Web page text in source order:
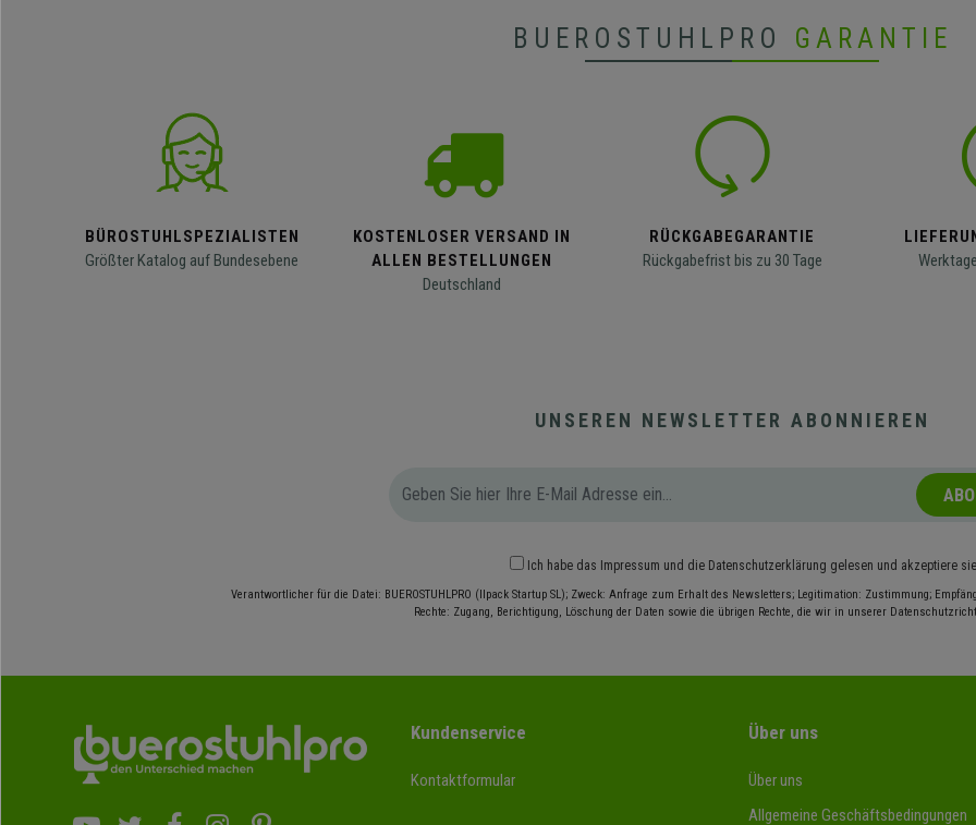
BUEROSTUHLPRO GARANTIE
BÜROSTUHLSPEZIALISTEN
Größter Katalog auf Bundesebene
KOSTENLOSER VERSAND IN
ALLEN BESTELLUNGEN
Deutschland
RÜCKGABEGARANTIE
Rückgabefrist bis zu 30 Tage
UNSEREN NEWSLETTER ABONNIEREN
Ich habe das Impressum und die Datenschutzerklärung gelesen und akzeptiere sie
Verantwortlicher für die Datei: BUEROSTUHLPRO (Ilpack Startup SL); Zweck: Anfrage zum Erhalt des Newsletters; Legitimation: Zustimmung;
Rechte: Zugang, Berichtigung, Löschung der Daten sowie die übrigen Rechte, die wir in unserer
Kundenservice
Kontaktformular
Über uns
Über uns
Allgemeine Geschäftsbedingungen